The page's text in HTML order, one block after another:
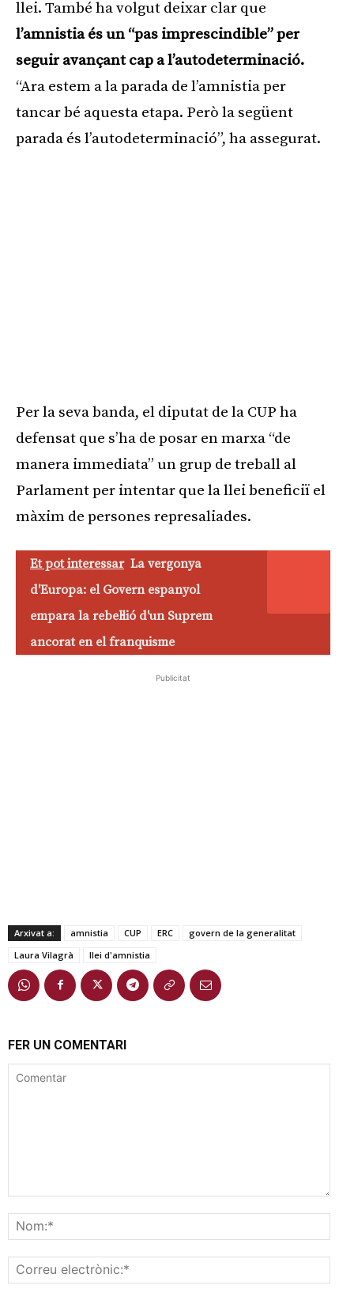
llei. També ha volgut deixar clar que
l’amnistia és un “pas imprescindible” per
seguir avançant cap a l’autodeterminació.
“Ara estem a la parada de l’amnistia per
tancar bé aquesta etapa. Però la següent
parada és l’autodeterminació”, ha assegurat.
Per la seva banda, el diputat de la CUP ha
defensat que s’ha de posar en marxa “de
manera immediata” un grup de treball al
Parlament per intentar que la llei beneficiï el
màxim de persones represaliades.
Et pot interessar La vergonya
d'Europa: el Govern espanyol
empara la rebel·lió d'un Suprem
ancorat en el franquisme
Publicitat
Arxivat a: amnistia CUP ERC
govern de la generalitat
Laura Vilagrà
llei d'amnistia
FER UN COMENTARI